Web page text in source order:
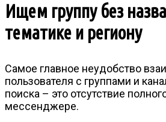
Ищем группу без
тематике и региону
Самое главное неудобство
пользователя с группами и
поиска – это отсутствие
мессенджере.